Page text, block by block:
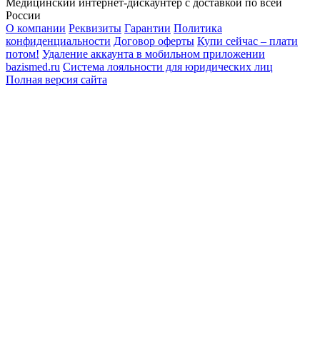
России
О компании Реквизиты Гарантии Политика
конфиденциальности Договор оферты Купи сейчас – плати
потом! Удаление аккаунта в мобильном приложении
bazismed.ru Система лояльности для юридических лиц
Полная версия сайта